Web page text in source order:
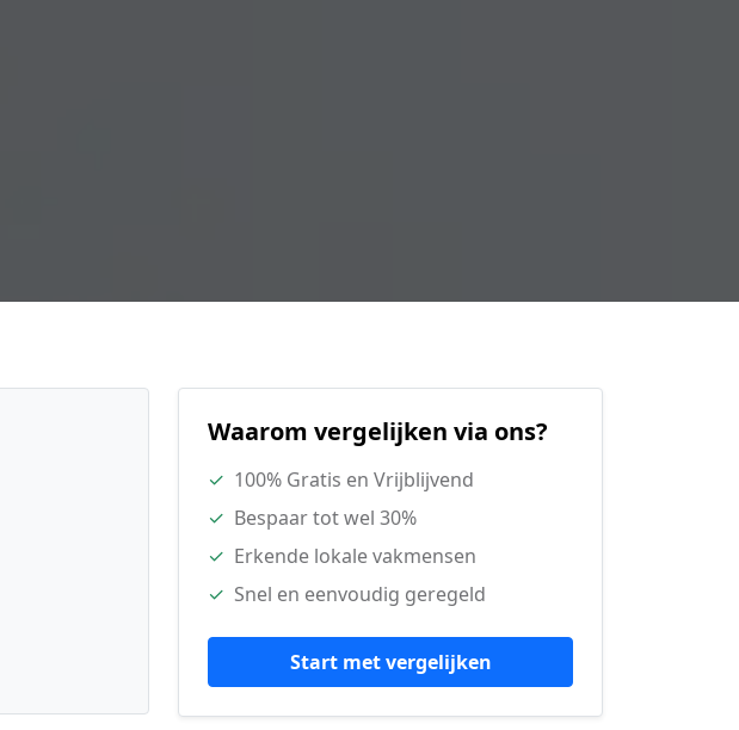
Waarom vergelijken via ons?
✓ 100% Gratis en Vrijblijvend
✓ Bespaar tot wel 30%
✓ Erkende lokale vakmensen
✓ Snel en eenvoudig geregeld
Start met vergelijken